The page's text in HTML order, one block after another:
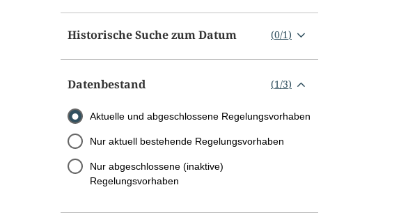
Historische Suche zum Datum (0/1)
Datenbestand (1/3)
Aktuelle und abgeschlossene Regelungsvorhaben
Nur aktuell bestehende Regelungsvorhaben
Nur abgeschlossene (inaktive)
Regelungsvorhaben